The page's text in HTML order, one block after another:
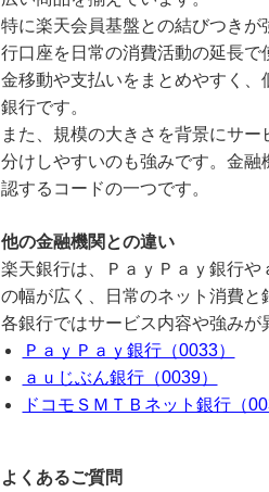
特に楽天会員基盤との結びつき
行口座を日常の消費活動の延長
金移動や支払いをまとめやすく
銀行です。
また、規模の大きさを背景にサ
分けしやすいのも強みです。金
認するコードの一つです。
他の金融機関との違い
楽天銀行は、ＰａｙＰａｙ銀行
の幅が広く、日常のネット消費と
各銀行ではサービス内容や強みが
ＰａｙＰａｙ銀行（0033）
ａｕじぶん銀行（0039）
ドコモＳＭＴＢネット銀行（
よくあるご質問